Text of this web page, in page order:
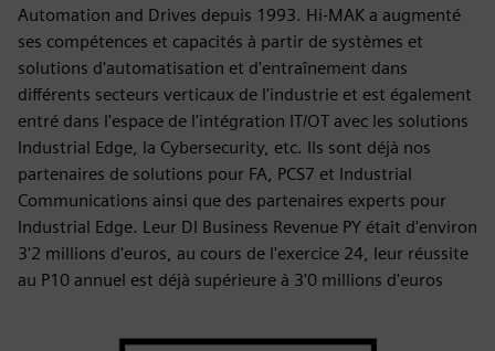
Automation and Drives depuis 1993. Hi-MAK a augmenté
ses compétences et capacités à partir de systèmes et
solutions d'automatisation et d'entraînement dans
différents secteurs verticaux de l'industrie et est également
entré dans l'espace de l'intégration IT/OT avec les solutions
Industrial Edge, la Cybersecurity, etc. Ils sont déjà nos
partenaires de solutions pour FA, PCS7 et Industrial
Communications ainsi que des partenaires experts pour
Industrial Edge. Leur DI Business Revenue PY était d'environ
3'2 millions d'euros, au cours de l'exercice 24, leur réussite
au P10 annuel est déjà supérieure à 3'0 millions d'euros